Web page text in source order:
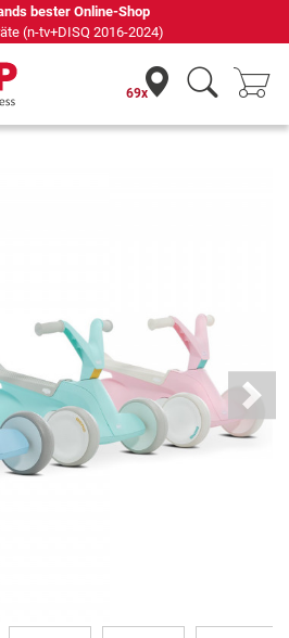
bester Online-Shop
(n-tv+DISQ 2016-2024)
69x
Next